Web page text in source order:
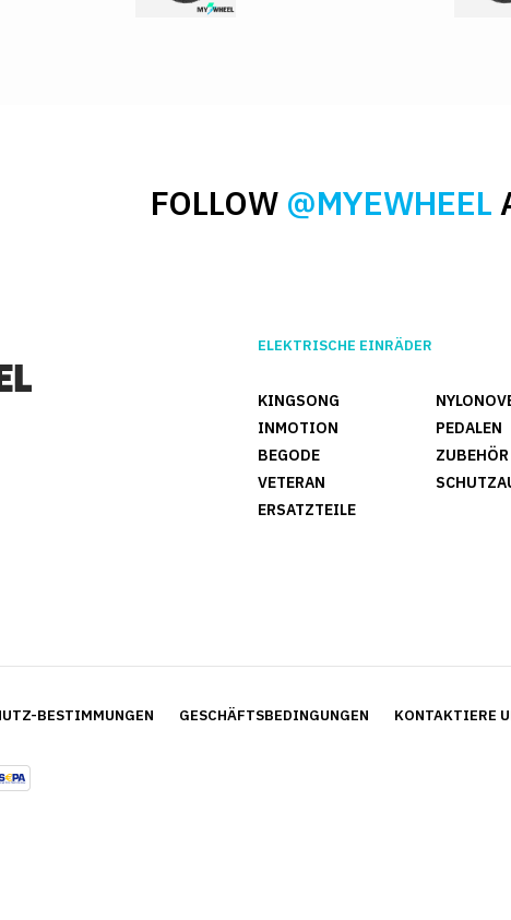
FOLLOW @MYEWHEEL
ELEKTRISCHE EINRÄDER
KINGSONG
INMOTION
BEGODE
VETERAN
ERSATZTEILE
PEDALEN
ZUBEHÖR
BESTIMMUNGEN GESCHÄFTSBEDINGUNGEN KONTAKTIERE